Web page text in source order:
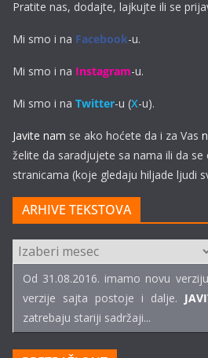
Pratite nas, dodajte, lajkujte ili se
Mi smo i na Facebook-u.
Mi smo i na Instagram-u.
Mi smo i na Twitter-u (X-u).
Javite nam se ako hoćete da i za Vas
želite da saradjujete sa nama ili da
stranicama (koje gledaju hiljade ljudi
ARHIVE TEKSTOVA
ARHIVE
TEKSTOVA
Od 31.08.2016. imamo novu
verzije sajta postoje i dalje.
zatrebaju stariji sadržaji...